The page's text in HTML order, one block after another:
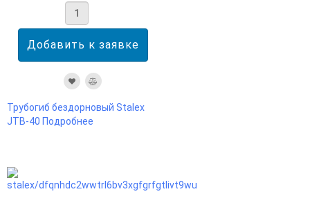
Трубогиб бездорновый Stalex
JTB-40 Подробнее